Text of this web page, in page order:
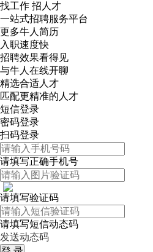
找工作 招人才
一站式招聘服务平台
更多牛人简历
入职速度快
招聘效果看得见
与牛人在线开聊
精选合适人才
匹配更精准的人才
短信登录
密码登录
扫码登录
请填写正确手机号
请填写验证码
请填写短信动态码
发送动态码